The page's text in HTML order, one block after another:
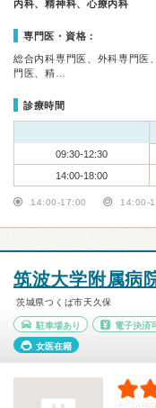
内科、精神科、心療内科
専門医・資格：
総合内科専門医、外科専門医
門医、精…
診療時間
09:30-12:30
14:00-18:00
14:00-17:00 14:00-
筑波大学附属病
茨城県つくば市天久保
駐車場あり 電子決済
女医在籍